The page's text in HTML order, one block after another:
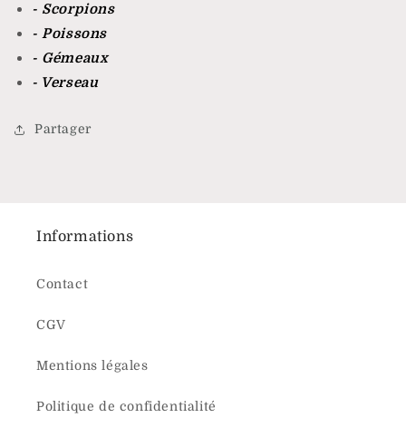
- Scorpions
- Poissons
- Gémeaux
- Verseau
Partager
Informations
Contact
CGV
Mentions légales
Politique de confidentialité